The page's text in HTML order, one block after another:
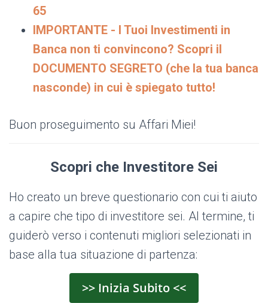
65
IMPORTANTE - I Tuoi Investimenti in
Banca non ti convincono? Scopri il
DOCUMENTO SEGRETO (che la tua banca
nasconde) in cui è spiegato tutto!
Buon proseguimento su Affari Miei!
Scopri che Investitore Sei
Ho creato un breve questionario con cui ti aiuto
a capire che tipo di investitore sei. Al termine, ti
guiderò verso i contenuti migliori selezionati in
base alla tua situazione di partenza:
>> Inizia Subito <<